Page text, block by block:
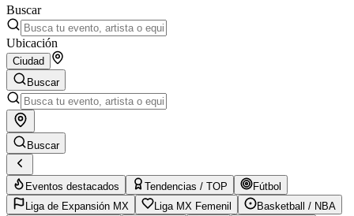
Buscar
Ubicación
Ciudad
Buscar
Buscar
Eventos destacados Tendencias / TOP
Fútbol
Liga de Expansión MX
Liga MX Femenil
Basketball / NBA